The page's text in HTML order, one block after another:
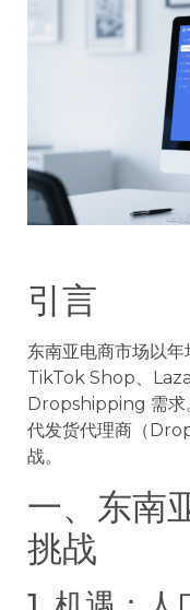
引言
东南亚电商市场以
TikTok Shop、
Dropshipping 需求
代发货代理商（
战。
一、东南
挑战